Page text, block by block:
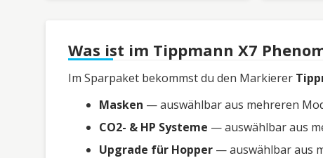
Was ist im Tippmann X7
Im Sparpaket bekommst du den Markierer
Masken — auswählbar aus mehreren
CO2- & HP Systeme — auswählbar aus
Upgrade für Hopper— auswählbar aus